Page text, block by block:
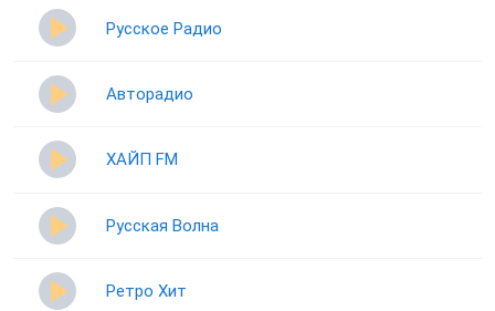
Русское Радио
Авторадио
ХАЙП FM
Русская Волна
Ретро Хит